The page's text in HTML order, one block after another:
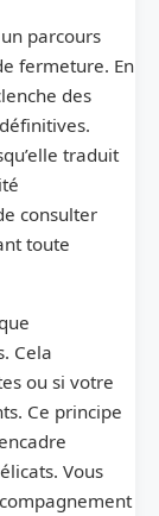
parcours
fermeture. En
des
traduit
consulter
toute
Cela
ou si votre
Ce principe
Vous